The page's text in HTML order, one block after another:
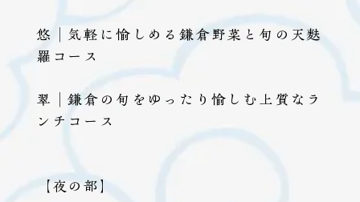
悠｜気軽に愉しめる鎌倉野菜と旬の天麩
羅コース
翠｜鎌倉の旬をゆったり愉しむ上質なラ
ンチコース
【夜の部】